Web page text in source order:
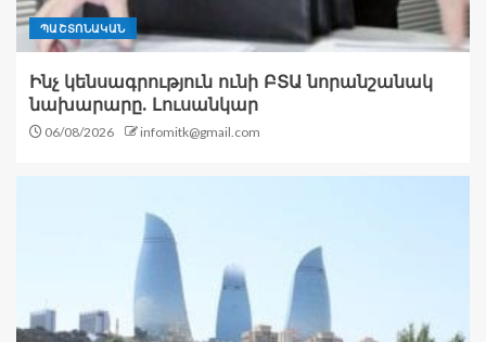
ՊԱՇՏՈՆԱԿԱՆ
Ինչ կենսագրություն ունի ԲՏԱ նորանշանակ
նախարարը. Լուսանկար
06/08/2026 infomitk@gmail.com